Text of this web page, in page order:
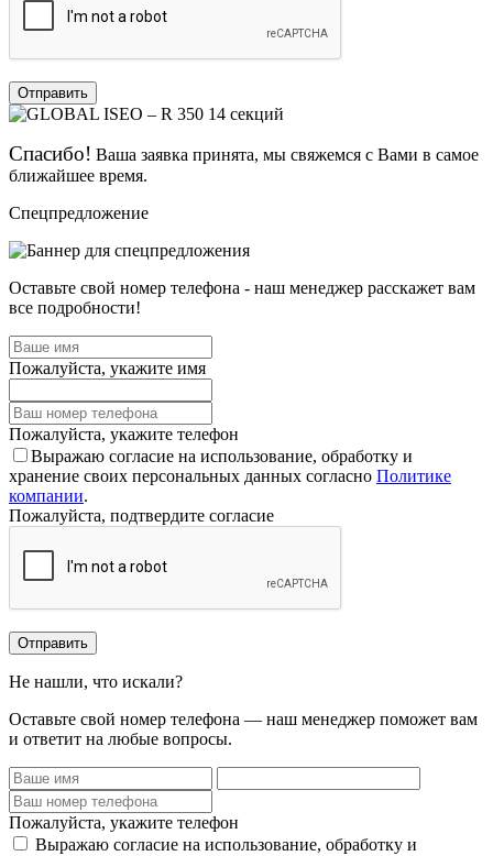
Отправить
Спасибо! Ваша заявка принята, мы свяжемся с Вами в самое
ближайшее время.
Спецпредложение
Оставьте свой номер телефона - наш менеджер расскажет вам
все подробности!
Пожалуйста, укажите имя
Пожалуйста, укажите телефон
Выражаю согласие на использование, обработку и
хранение своих персональных данных согласно Политике
компании.
Пожалуйста, подтвердите согласие
Отправить
Не нашли, что искали?
Оставьте свой номер телефона — наш менеджер поможет вам
и ответит на любые вопросы.
Пожалуйста, укажите телефон
Выражаю согласие на использование, обработку и